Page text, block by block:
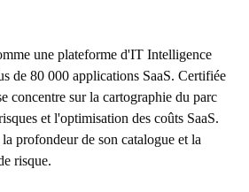
une plateforme d'IT Intelligence
de 80 000 applications SaaS. Certifiée
concentre sur la cartographie du parc
et l'optimisation des coûts SaaS.
profondeur de son catalogue et la
risque.